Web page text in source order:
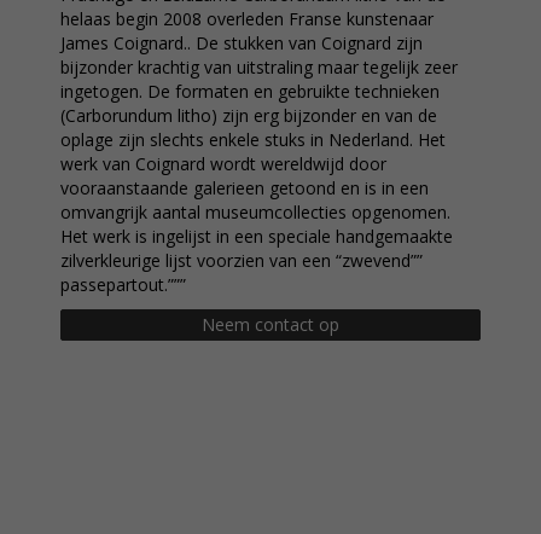
helaas begin 2008 overleden Franse kunstenaar
James Coignard.. De stukken van Coignard zijn
bijzonder krachtig van uitstraling maar tegelijk zeer
ingetogen. De formaten en gebruikte technieken
(Carborundum litho) zijn erg bijzonder en van de
oplage zijn slechts enkele stuks in Nederland. Het
werk van Coignard wordt wereldwijd door
vooraanstaande galerieen getoond en is in een
omvangrijk aantal museumcollecties opgenomen.
Het werk is ingelijst in een speciale handgemaakte
zilverkleurige lijst voorzien van een “zwevend””
passepartout.”””
Neem contact op